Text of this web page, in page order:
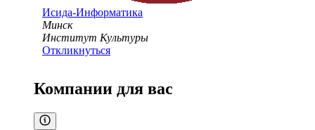
Исида-Информатика
Минск
Институт Культуры
Откликнуться
Компании для вас